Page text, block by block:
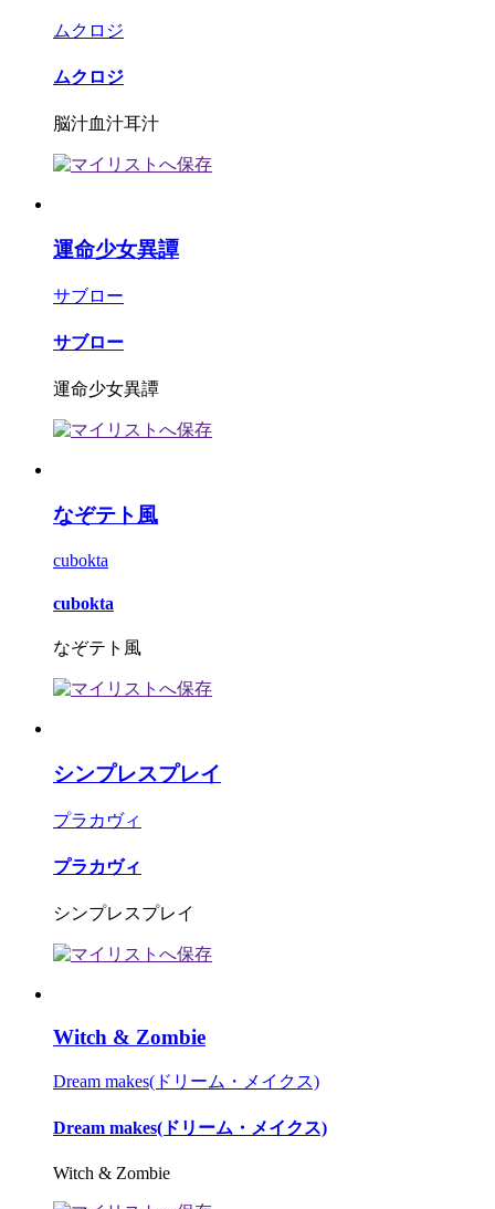
ムクロジ
ムクロジ
脳汁血汁耳汁
運命少女異譚
サブロー
サブロー
運命少女異譚
なぞテト風
cubokta
cubokta
なぞテト風
シンプレスプレイ
プラカヴィ
プラカヴィ
シンプレスプレイ
Witch & Zombie
Dream makes(ドリーム・メイクス)
Dream makes(ドリーム・メイクス)
Witch & Zombie